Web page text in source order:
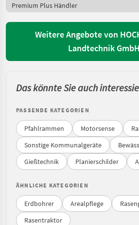
Premium Plus Händler
Weitere Angebote von
Landtechnik GmbH
Das könnte Sie auch
PASSENDE KATEGORIEN
Pfahlrammen Motorsense
Sonstige Kommunalgeräte
Gießtechnik
Planierschilder
ÄHNLICHE KATEGORIEN
Erdbohrer Arealpflege
Rasentraktor